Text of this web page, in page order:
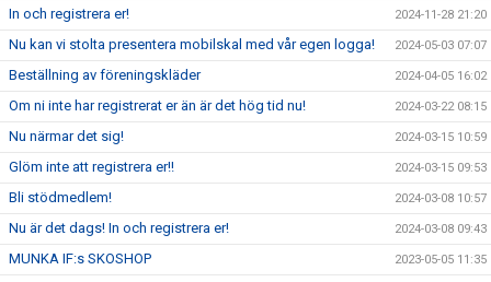
In och registrera er! 2024-11-28 21:20
Nu kan vi stolta presentera mobilskal med vår egen logga! 2024-05-03 07:07
Beställning av föreningskläder 2024-04-05 16:02
Om ni inte har registrerat er än är det hög tid nu! 2024-03-22 08:15
Nu närmar det sig! 2024-03-15 10:59
Glöm inte att registrera er!! 2024-03-15 09:53
Bli stödmedlem! 2024-03-08 10:57
Nu är det dags! In och registrera er! 2024-03-08 09:43
MUNKA IF:s SKOSHOP 2023-05-05 11:35